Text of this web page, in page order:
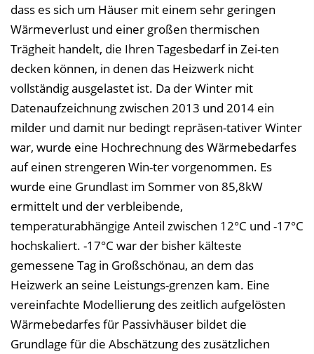
dass es sich um Häuser mit einem sehr geringen
Wärmeverlust und einer großen thermischen
Trägheit handelt, die Ihren Tagesbedarf in Zei-ten
decken können, in denen das Heizwerk nicht
vollständig ausgelastet ist. Da der Winter mit
Datenaufzeichnung zwischen 2013 und 2014 ein
milder und damit nur bedingt repräsen-tativer Winter
war, wurde eine Hochrechnung des Wärmebedarfes
auf einen strengeren Win-ter vorgenommen. Es
wurde eine Grundlast im Sommer von 85,8kW
ermittelt und der verbleibende,
temperaturabhängige Anteil zwischen 12°C und -17°C
hochskaliert. -17°C war der bisher kälteste
gemessene Tag in Großschönau, an dem das
Heizwerk an seine Leistungs-grenzen kam. Eine
vereinfachte Modellierung des zeitlich aufgelösten
Wärmebedarfes für Passivhäuser bildet die
Grundlage für die Abschätzung des zusätzlichen